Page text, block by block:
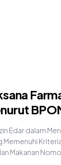
Edar dalam
Memenuhi
Makanan